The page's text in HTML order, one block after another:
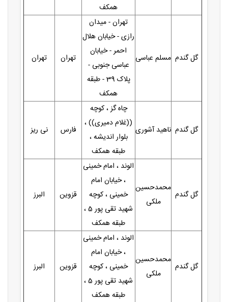
همکف
گل گندم مسلم عباسی
تهران - میدان
رازی - خیابان هلال
احمر - خیابان
عباسی جنوبی -
پلاک 39 - طبقه
همکف
تهران تهران
گل گندم ناهید آشوری
چاه گز ، کوچه
((غلام دمیری)) ،
بلوار اندیشه ،
طبقه همکف
فارس نی ریز
گل گندم
محمدحسین
ملکی
الوند ، امام خمینی
، خیابان امام
خمینی ، کوچه
شهید تقی پور 5 ،
طبقه همکف
قزوین البرز
گل گندم
محمدحسین
ملکی
الوند ، امام خمینی
، خیابان امام
خمینی ، کوچه
شهید تقی پور 5 ،
طبقه همکف
قزوین البرز